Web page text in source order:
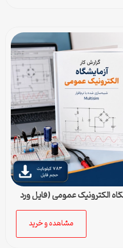
الکترونیک عمومی (فایل ورد
مشاهده و خرید